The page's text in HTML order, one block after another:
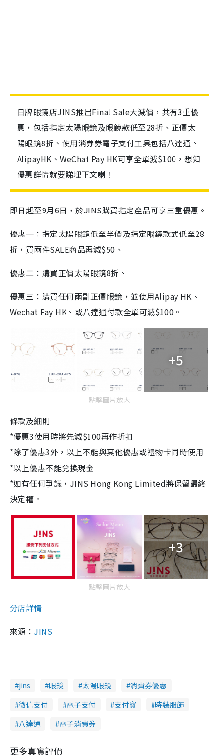
日牌眼鏡店JINS推出Final Sale大減價，共有3重優
惠，包括指定太陽眼鏡及眼鏡款低至28折、正價太
陽眼鏡8折、使用消券券電子支付工具包括八達通、
AlipayHK、WeChat Pay HK可享全單減$100，想知
優惠詳情就要睇埋下文喇！
即日起至9月6日，於JINS購買指定產品可享三重優惠。
優惠一：指定太陽眼鏡低至半價及指定眼鏡款式低至28
折，買兩件SALE商品再減$50、
優惠二：購買正價太陽眼鏡8折、
優惠三：購買任何兩副正價眼鏡，並使用Alipay HK、
Wechat Pay HK、或八達通付款全單可減$100。
+5
點擊圖片放大
條款及細則
*優惠3使用時將先減$100再作折扣
*除了優惠3外，以上不能與其他優惠或禮物卡同時使用
*以上優惠不能兌換現金
*如有任何爭議，JINS Hong Kong Limited將保留最終
決定權。
+3
點擊圖片放大
分店詳情
來源： JINS
jins 眼鏡 太陽眼鏡
消費券優惠
微信支付
電子支付 支付寶
時裝服飾
八達通
電子消費券
更多真實評價